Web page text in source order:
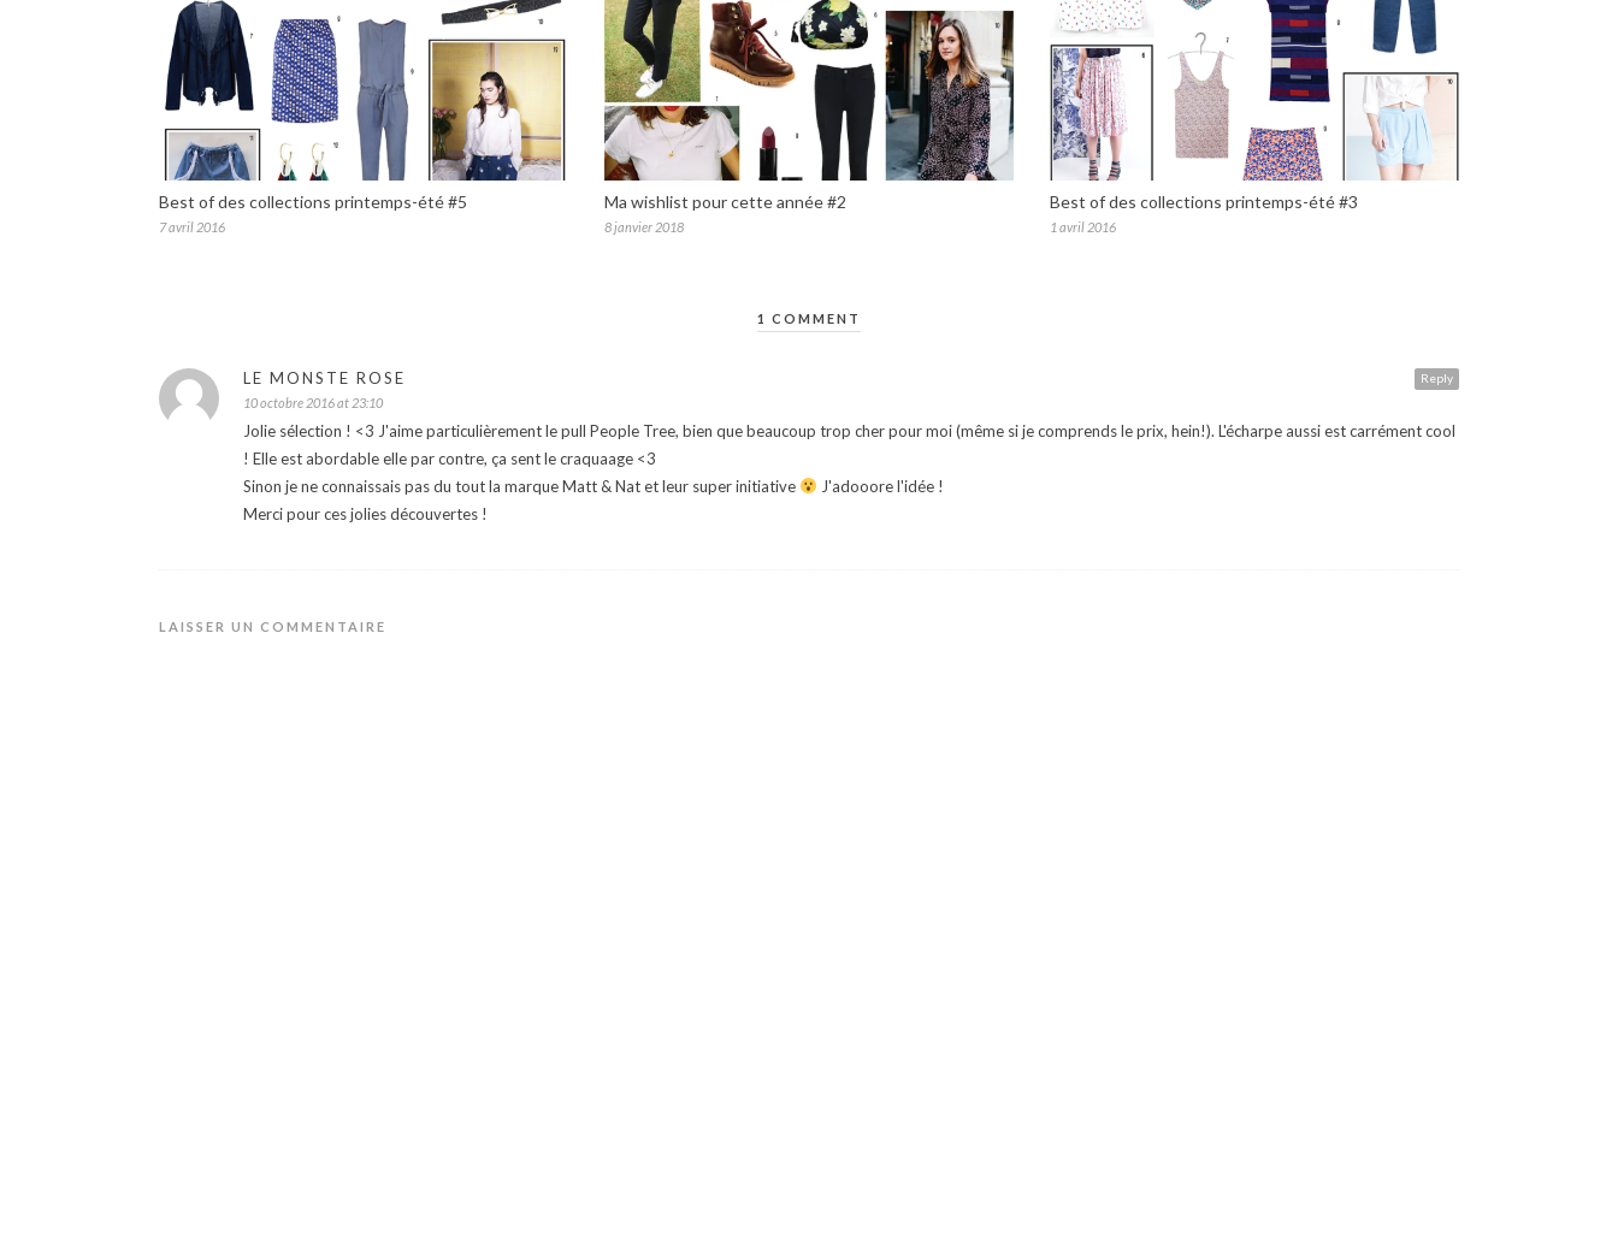
Best of des collections printemps-été #5
7 avril 2016
Ma wishlist pour cette année #2
8 janvier 2018
Best of des collections printemps-été #3
1 avril 2016
1 COMMENT
Reply
LE MONSTE ROSE
10 octobre 2016 at 23:10
Jolie sélection ! <3 J'aime particulièrement le pull People Tree, bien que beaucoup trop cher pour moi (même si je comprends le prix, hein!). L'écharpe aussi est carrément cool
! Elle est abordable elle par contre, ça sent le craquaage <3
Sinon je ne connaissais pas du tout la marque Matt & Nat et leur super initiative
J'adooore l'idée !
Merci pour ces jolies découvertes !
LAISSER UN COMMENTAIRE